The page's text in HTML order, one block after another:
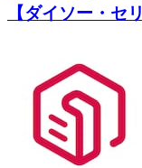
【ダイソー・セ